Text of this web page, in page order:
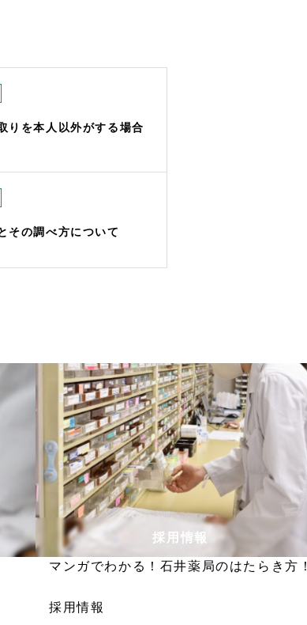
りを本人以外がする場合
その調べ方について
採用情報
マンガでわかる！石井薬局のはたらき方！
採用情報